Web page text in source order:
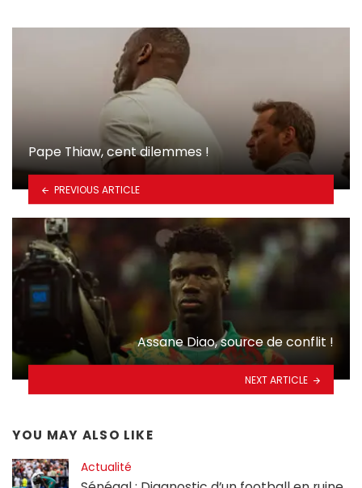
Pape Thiaw, cent dilemmes !
PREVIOUS ARTICLE
Assane Diao, source de conflit !
NEXT ARTICLE
YOU MAY ALSO LIKE
Actualité